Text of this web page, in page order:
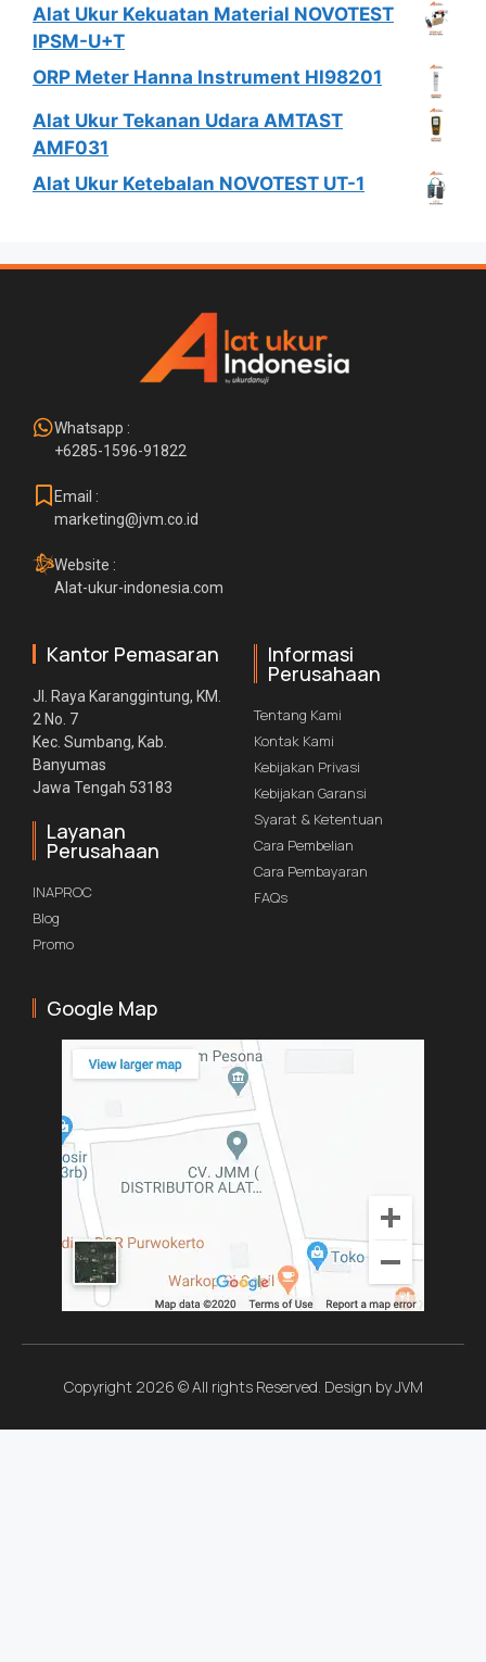
Dinilai5.00
dari 5
Alat Ukur Kekuatan Material NOVOTEST
IPSM-U+T
ORP Meter Hanna Instrument HI98201
Alat Ukur Tekanan Udara AMTAST
AMF031
Alat Ukur Ketebalan NOVOTEST UT-1
Whatsapp :
+6285-1596-91822
Email :
marketing@jvm.co.id
Website :
Alat-ukur-indonesia.com
Kantor Pemasaran
Jl. Raya Karanggintung, KM.
2 No. 7
Kec. Sumbang, Kab.
Banyumas
Jawa Tengah 53183
Layanan
Perusahaan
INAPROC
Blog
Promo
Informasi
Perusahaan
Tentang Kami
Kontak Kami
Kebijakan Privasi
Kebijakan Garansi
Syarat & Ketentuan
Cara Pembelian
Cara Pembayaran
FAQs
Google Map
Copyright 2026 © All rights Reserved. Design by JVM